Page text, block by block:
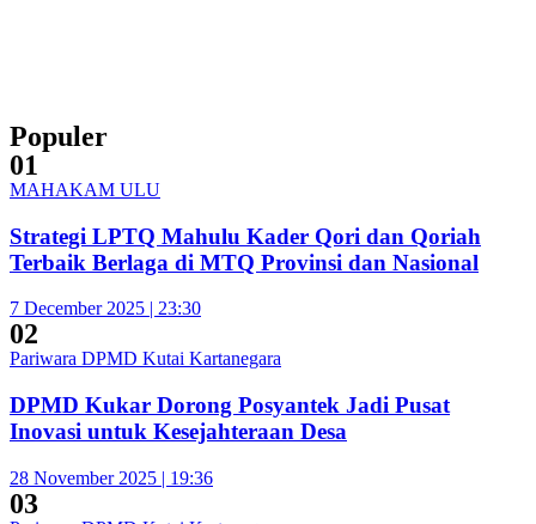
Populer
01
MAHAKAM ULU
Strategi LPTQ Mahulu Kader Qori dan Qoriah
Terbaik Berlaga di MTQ Provinsi dan Nasional
7 December 2025 | 23:30
02
Pariwara DPMD Kutai Kartanegara
DPMD Kukar Dorong Posyantek Jadi Pusat
Inovasi untuk Kesejahteraan Desa
28 November 2025 | 19:36
03